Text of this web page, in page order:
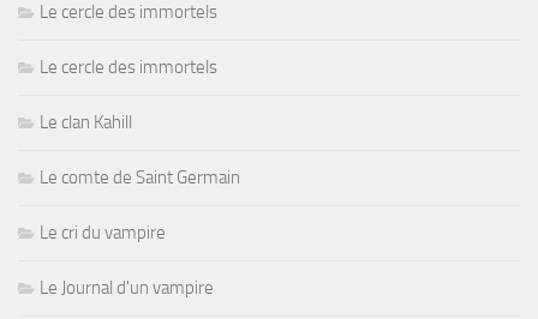
Le cercle des immortels
Le cercle des immortels
Le clan Kahill
Le comte de Saint Germain
Le cri du vampire
Le Journal d'un vampire